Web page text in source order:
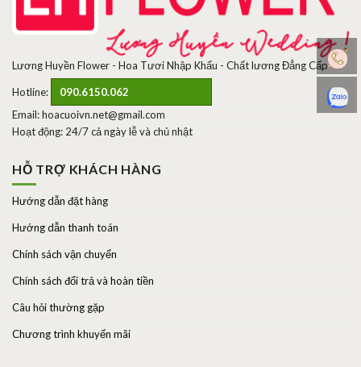
Lương Huyền Flower - Hoa Tươi Nhập Khẩu - Chất lương Đẳng Cấp
Hotline:
090.6150.062
Email: hoacuoivn.net@gmail.com
Hoạt động: 24/7 cả ngày lễ và chủ nhật
HỖ TRỢ KHÁCH HÀNG
Hướng dẫn đặt hàng
Hướng dẫn thanh toán
Chính sách vận chuyển
Chính sách đổi trả và hoàn tiền
Câu hỏi thường gặp
Chương trình khuyến mãi